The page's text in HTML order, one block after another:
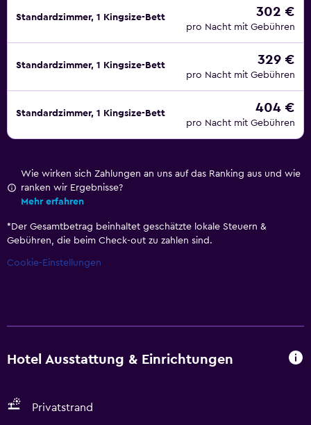
Standardzimmer, 1 Kingsize-Bett 302 €
pro Nacht mit Gebühren
Standardzimmer, 1 Kingsize-Bett 329 €
pro Nacht mit Gebühren
Standardzimmer, 1 Kingsize-Bett 404 €
pro Nacht mit Gebühren
Wie wirken sich Zahlungen an uns auf das Ranking aus und wie
ranken wir Ergebnisse?
Mehr erfahren
* Der Gesamtbetrag beinhaltet geschätzte lokale Steuern &
Gebühren, die beim Check-out zu zahlen sind.
Cookie-Einstellungen
Hotel Ausstattung & Einrichtungen
Privatstrand